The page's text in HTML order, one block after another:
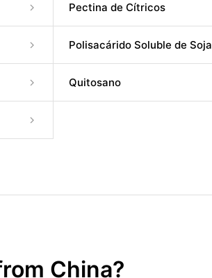
Pectina de Cítricos
Polisacárido Soluble de Soja
Quitosano
China?